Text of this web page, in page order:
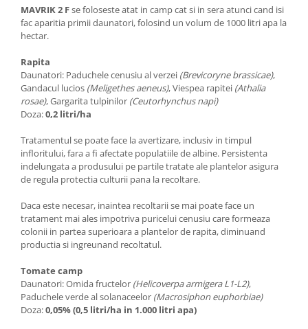
MAVRIK 2 Fse foloseste atat in camp cat si in sera atunci cand isi
fac aparitia primii daunatori, folosind un volum de 1000 litri apa la
hectar.
Rapita
Daunatori: Paduchele cenusiu al verzei (Brevicoryne brassicae),
Gandacul lucios (Meligethes aeneus), Viespea rapitei (Athalia
rosae), Gargarita tulpinilor (Ceutorhynchus napi)
Doza:0,2 litri/ha
Tratamentul se poate face la avertizare, inclusiv in timpul
infloritului, fara a fi afectate populatiile de albine. Persistenta
indelungata a produsului pe partile tratate ale plantelor asigura
de regula protectia culturii pana la recoltare.
Daca este necesar, inaintea recoltarii se mai poate face un
tratament mai ales impotriva puricelui cenusiu care formeaza
colonii in partea superioara a plantelor de rapita, diminuand
productia si ingreunand recoltatul.
Tomate camp
Daunatori: Omida fructelor (Helicoverpa armigera L1-L2),
Paduchele verde al solanaceelor (Macrosiphon euphorbiae)
Doza:0,05% (0,5 litri/ha in 1.000 litri apa)